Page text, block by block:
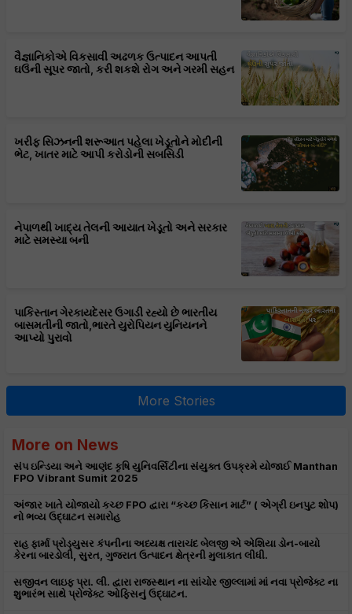
વૈજ્ઞાનિકોએ વિકસાવી અઢળક ઉત્પાદન આપતી
ઘઉંની સૂપર જાતો, કરી શકશે રોગ અને ગરમી સહન
ખરીફ સિઝનની શરૂઆત પહેલા ખેડૂતોને મોદીની
ભેટ, ખાતર માટે આપી કરોડોની સબસિડી
નેપાળથી ખાદ્ય તેલની આયાત ખેડૂતો અને સરકાર
માટે સમસ્યા બની
પાકિસ્તાન ગેરકાયદેસર ઉગાડી રહ્યો છે ભારતીય
બાસમતીની જાતો,ભારતે યુરોપિયન યુનિયનને
આપ્યો પુરાવો
More Stories
More on News
સંપ ઇન્ડિયા અને આણંદ કૃષિ યુનિવર્સિટીના સંયુક્ત ઉપક્રમે યોજાઈ Manthan
FPO Vibrant Sumit 2025
અંજાર ખાતે યોજાયો કચ્છ FPO દ્વારા “કચ્છ કિસાન માર્ટ” ( એગ્રી ઇનપુટ શોપ)
નો ભવ્ય ઉદ્ઘાટન સમારોહ
રાહ ફાર્મા પ્રોડ્યુસર કંપનીના અધ્યક્ષ તારાચંદ બેલજી એ એશિયા ડોન-બાયો
કેરના બારડોલી, સુરત, ગુજરાત ઉત્પાદન ક્ષેત્રની મુલાકાત લીધી.
સજીવન લાઇફ પ્રા. લી. દ્વારા રાજસ્થાન ના સાંચોર જીલ્લામાં માં નવા પ્રોજેક્ટ ના
શુભારંભ સાથે પ્રોજેક્ટ ઓફિસનું ઉદ્ઘાટન.